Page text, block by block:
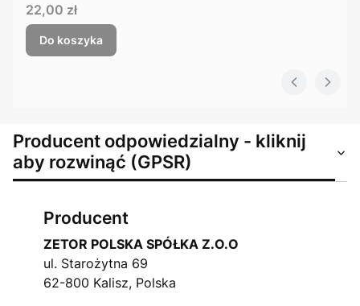
Cena
22,00 zł
Do koszyka
Producent odpowiedzialny - kliknij
aby rozwinąć (GPSR)
Producent
ZETOR POLSKA SPÓŁKA Z.O.O
ul. Starożytna 69
62-800 Kalisz, Polska